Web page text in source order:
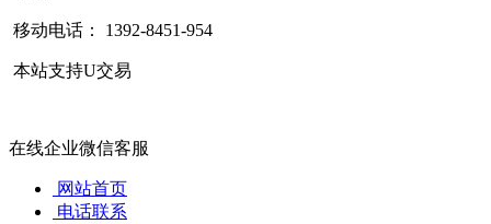
移动电话： 1392-8451-954
本站支持U交易
在线企业微信客服
网站首页
电话联系